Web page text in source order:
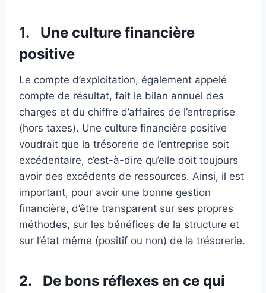
1. Une culture financière
positive
Le compte d’exploitation, également appelé
compte de résultat, fait le bilan annuel des
charges et du chiffre d’affaires de l’entreprise
(hors taxes). Une culture financière positive
voudrait que la trésorerie de l’entreprise soit
excédentaire, c’est-à-dire qu’elle doit toujours
avoir des excédents de ressources. Ainsi, il est
important, pour avoir une bonne gestion
financière, d’être transparent sur ses propres
méthodes, sur les bénéfices de la structure et
sur l’état même (positif ou non) de la trésorerie.
2. De bons réflexes en ce qui